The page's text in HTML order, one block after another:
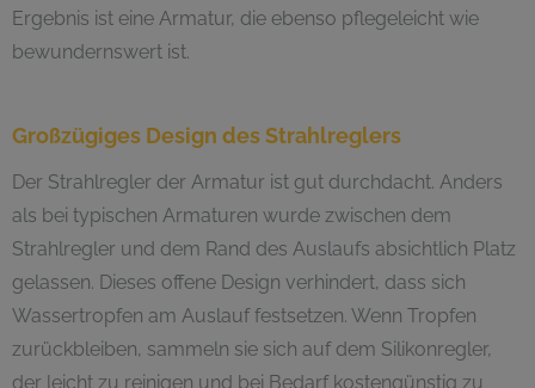
Ergebnis ist eine Armatur, die ebenso pflegeleicht wie
bewundernswert ist.
Großzügiges Design des Strahlreglers
Der Strahlregler der Armatur ist gut durchdacht. Anders
als bei typischen Armaturen wurde zwischen dem
Strahlregler und dem Rand des Auslaufs absichtlich Platz
gelassen. Dieses offene Design verhindert, dass sich
Wassertropfen am Auslauf festsetzen. Wenn Tropfen
zurückbleiben, sammeln sie sich auf dem Silikonregler,
der leicht zu reinigen und bei Bedarf kostengünstig zu